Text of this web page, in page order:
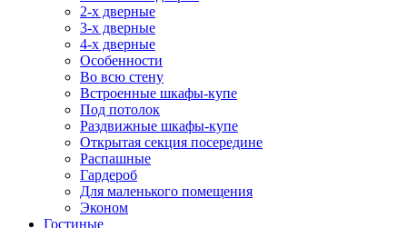
2-х дверные
3-х дверные
4-х дверные
Особенности
Во всю стену
Встроенные шкафы-купе
Под потолок
Раздвижные шкафы-купе
Открытая секция посередине
Распашные
Гардероб
Для маленького помещения
Эконом
Гостиные